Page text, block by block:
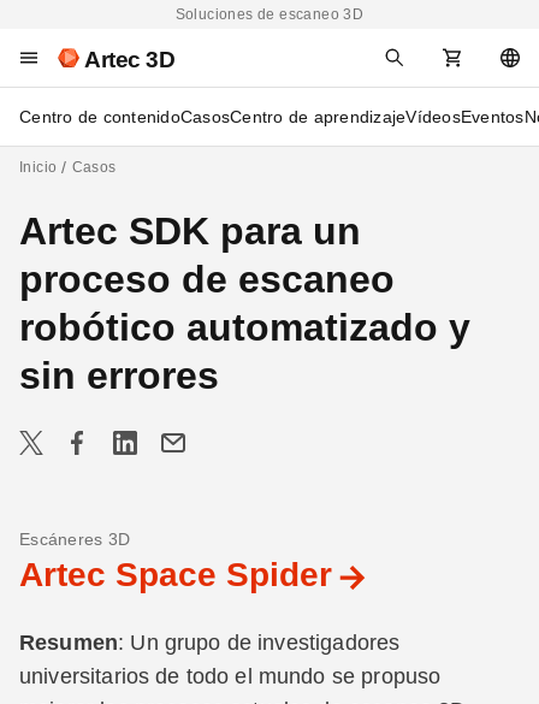
Soluciones de escaneo 3D
Artec 3D
Centro de contenidoCasosCentro de aprendizajeVídeosEventos
Inicio Casos
Artec SDK para un
proceso de escaneo
robótico automatizado y
sin errores
Escáneres 3D
Artec Space Spider
Resumen: Un grupo de investigadores
universitarios de todo el mundo se propuso